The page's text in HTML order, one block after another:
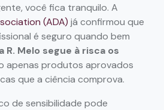
você fica tranquilo. A
(ADA) já confirmou que
é seguro quando bem
R. Melo segue à risca os
apenas produtos aprovados
que a ciência comprova.
de sensibilidade pode